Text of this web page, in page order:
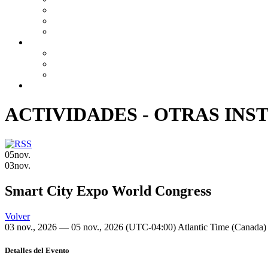
ACTIVIDADES - OTRAS
05nov.
03nov.
Smart City Expo World Congress
Volver
03 nov., 2026 — 05 nov., 2026 (UTC-04:00) Atlantic Time (Canada)
Detalles del Evento